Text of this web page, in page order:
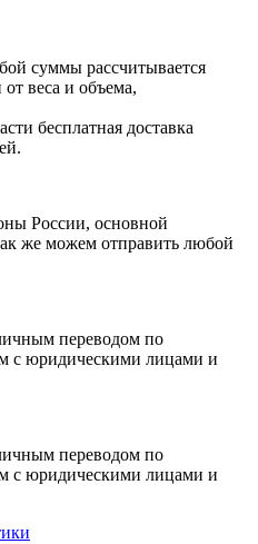
суммы рассчитывается
веса и объема,
бесплатная доставка
России, основной
же можем отправить любой
переводом по
с юридическими лицами и
переводом по
с юридическими лицами и